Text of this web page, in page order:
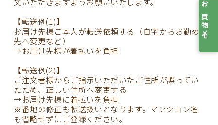
【転送例(1)】
お届け先様ご本人が転送依頼する（自宅からお勤め
先へ変更など）
→お届け先様が着払いを負担
【転送例(2)】
ご注文者様からご指示いただいたご住所が誤ってい
たため、正しい住所へ変更する
→お届け先様に着払いを負担
※番地の修正も転送扱いとなります。マンション名
も省略せずにご登録ください。
お買物メモ